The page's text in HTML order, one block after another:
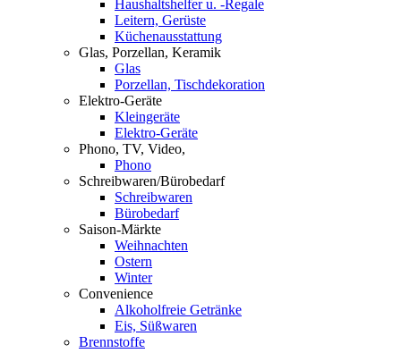
Haushaltshelfer u. -Regale
Leitern, Gerüste
Küchenausstattung
Glas, Porzellan, Keramik
Glas
Porzellan, Tischdekoration
Elektro-Geräte
Kleingeräte
Elektro-Geräte
Phono, TV, Video,
Phono
Schreibwaren/Bürobedarf
Schreibwaren
Bürobedarf
Saison-Märkte
Weihnachten
Ostern
Winter
Convenience
Alkoholfreie Getränke
Eis, Süßwaren
Brennstoffe